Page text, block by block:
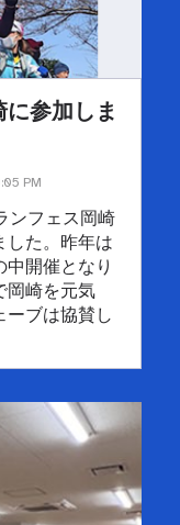
参加しま
PM
ンフェス岡崎
した。昨年は
開催となり
岡崎を元気
ーブは協賛し